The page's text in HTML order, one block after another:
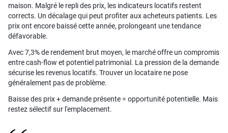
maison. Malgré le repli des prix, les indicateurs locatifs restent
corrects. Un décalage qui peut profiter aux acheteurs patients. Les
prix ont encore baissé cette année, prolongeant une tendance
défavorable.
Avec 7,3% de rendement brut moyen, le marché offre un compromis
entre cash-flow et potentiel patrimonial. La pression de la demande
sécurise les revenus locatifs. Trouver un locataire ne pose
généralement pas de problème.
Baisse des prix + demande présente = opportunité potentielle. Mais
restez sélectif sur l'emplacement.